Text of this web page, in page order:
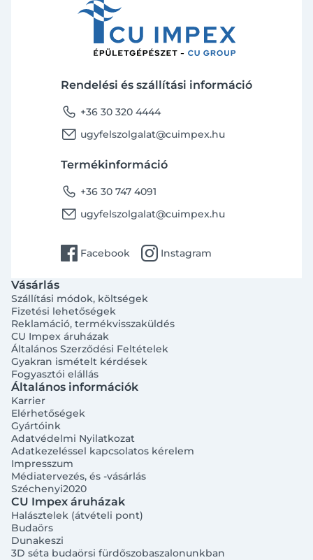
Rendelési és szállítási információ
phone +36 30 320 4444
email ugyfelszolgalat@cuimpex.hu
Termékinformáció
phone +36 30 747 4091
email ugyfelszolgalat@cuimpex.hu
facebook Facebook instagram Instagram
Vásárlás
Szállítási módok, költségek
Fizetési lehetőségek
Reklamáció, termékvisszaküldés
CU Impex áruházak
Általános Szerződési Feltételek
Gyakran ismételt kérdések
Fogyasztói elállás
Általános információk
Karrier
Elérhetőségek
Gyártóink
Adatvédelmi Nyilatkozat
Adatkezeléssel kapcsolatos kérelem
Impresszum
Médiatervezés, és -vásárlás
Széchenyi2020
CU Impex áruházak
Halásztelek (átvételi pont)
Budaörs
Dunakeszi
3D séta budaörsi fürdőszobaszalonunkban